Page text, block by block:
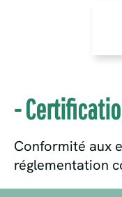
-
Conformité aux
réglementation